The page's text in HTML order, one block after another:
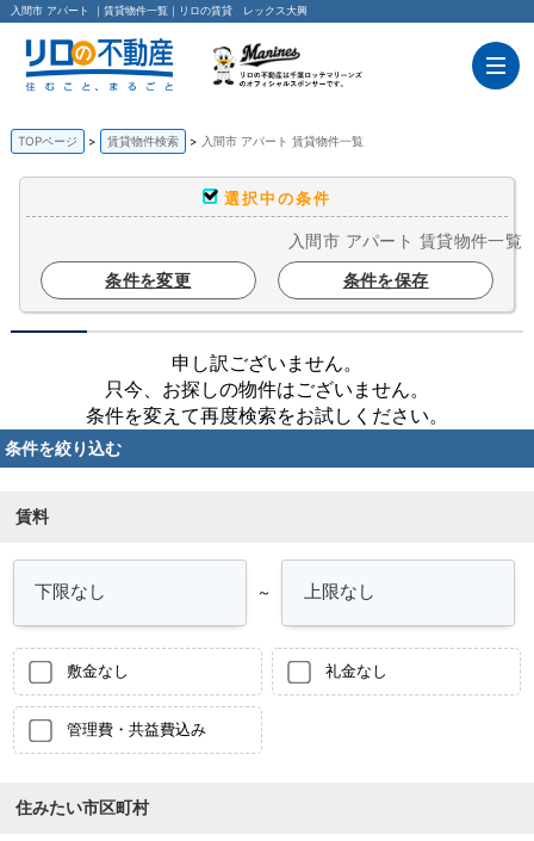
入間市 アパート ｜賃貸物件一覧｜リロの賃貸 レックス大興
TOPページ 賃貸物件検索 入間市 アパート 賃貸物件一覧
選択中の条件
入間市 アパート 賃貸物件一覧
条件を変更
条件を保存
申し訳ございません。
只今、お探しの物件はございません。
条件を変えて再度検索をお試しください。
条件を絞り込む
賃料
～
敷金なし 礼金なし
管理費・共益費込み
住みたい市区町村